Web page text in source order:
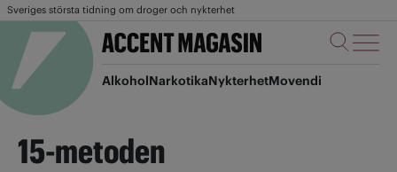
Sveriges största tidning om droger och nykterhet
AlkoholNarkotikaNykterhetMovendi
15-metoden